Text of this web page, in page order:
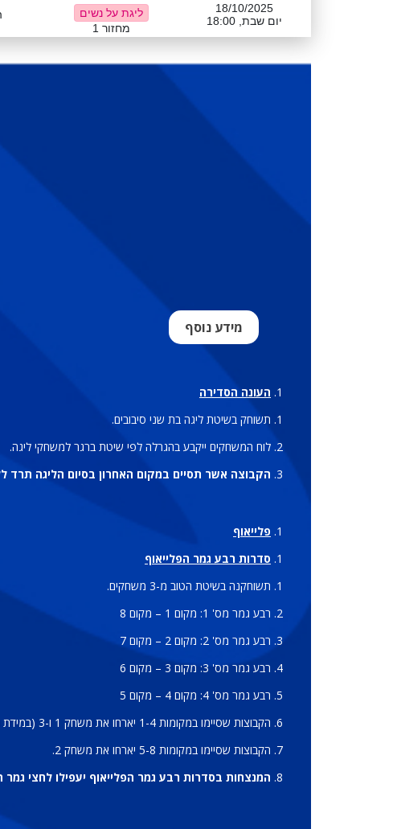
ליגת על נשים
מחזור 1
18/10/2025
יום שבת, 18:00
מידע נוסף
העונה הסדירה
תשוחק בשיטת ליגה בת שני סיבובים.
לוח המשחקים ייקבע בהגרלה לפי שיטת ברגר למשחקי ליגה.
הקבוצה אשר תסיים במקום האחרון בסיום הליגה תרד
פלייאוף
סדרות רבע גמר הפלייאוף
תשוחקנה בשיטת הטוב מ-3 משחקים.
רבע גמר מס' 1: מקום 1 – מקום 8
רבע גמר מס' 2: מקום 2 – מקום 7
רבע גמר מס' 3: מקום 3 – מקום 6
רבע גמר מס' 4: מקום 4 – מקום 5
הקבוצות שסיימו במקומות 1-4 יארחו את משחק 1 ו-3 (במידת הצורך).
הקבוצות שסיימו במקומות 5-8 יארחו את משחק 2.
המנצחות בסדרות רבע גמר הפלייאוף יעפילו לחצי גמר